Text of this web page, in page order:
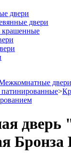
двери
двери
крашенные
двери
>
дверь
Бронза